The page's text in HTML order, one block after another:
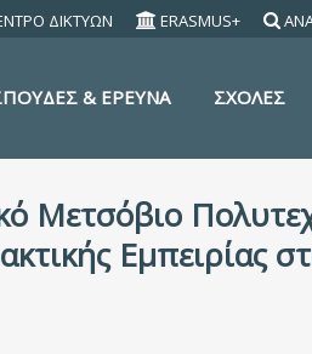
ΔΙΚΤΥΩΝ ERASMUS+
& ΕΡΕΥΝΑ ΣΧΟΛΕΣ
Μετσόβιο
Εμπειρίας